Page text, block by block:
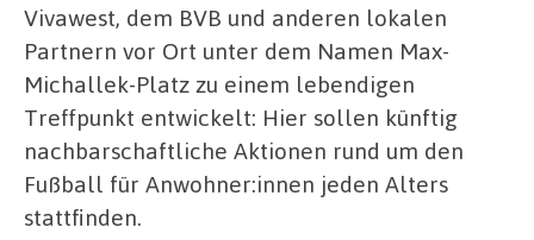
Vivawest, dem BVB und anderen lokalen
Partnern vor Ort unter dem Namen Max-
Michallek-Platz zu einem lebendigen
Treffpunkt entwickelt: Hier sollen künftig
nachbarschaftliche Aktionen rund um den
Fußball für Anwohner:innen jeden Alters
stattfinden.